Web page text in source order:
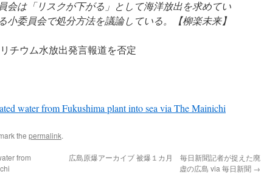
会は「リスクが下がる」として海洋放出を求めてい
小委員会で処分方法を議論している。【柳楽未来】
チウム水放出発言報道を否定
water from Fukushima plant into sea via The Mainichi
the permalink.
from
広島原爆アーカイブ 被爆１カ月 毎日新聞記者が捉えた廃
虚の広島 via 毎日新聞 →